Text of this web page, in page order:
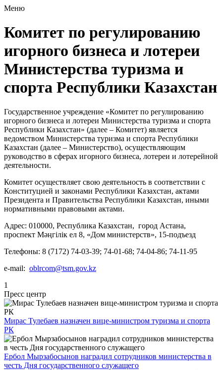
Меню
Комитет по регулированию
игорного бизнеса и лотереи
Министерства туризма и
спорта Республики Казахстан
Государственное учреждение «Комитет по регулированию
игорного бизнеса и лотереи Министерства туризма и спорта
Республики Казахстан» (далее – Комитет) является
ведомством Министерства туризма и спорта Республики
Казахстан (далее – Министерство), осуществляющим
руководство в сферах игорного бизнеса, лотереи и лотерейной
деятельности.
Комитет осуществляет свою деятельность в соответствии с
Конституцией и законами Республики Казахстан, актами
Президента и Правительства Республики Казахстан, иными
нормативными правовыми актами.
Адрес: 010000, Республика Казахстан, город Астана,
проспект Мәңгілік ел 8, «Дом министерств», 15-подъезд
Телефоны: 8 (7172) 74-03-39; 74-01-68; 74-04-86; 74-11-95
e-mail: oblrcom@tsm.gov.kz
1
Пресс центр
Мирас Тулебаев назначен вице-министром туризма и спорта
РК
Ербол Мырзабосынов наградил сотрудников министерства в
честь Дня государственного служащего